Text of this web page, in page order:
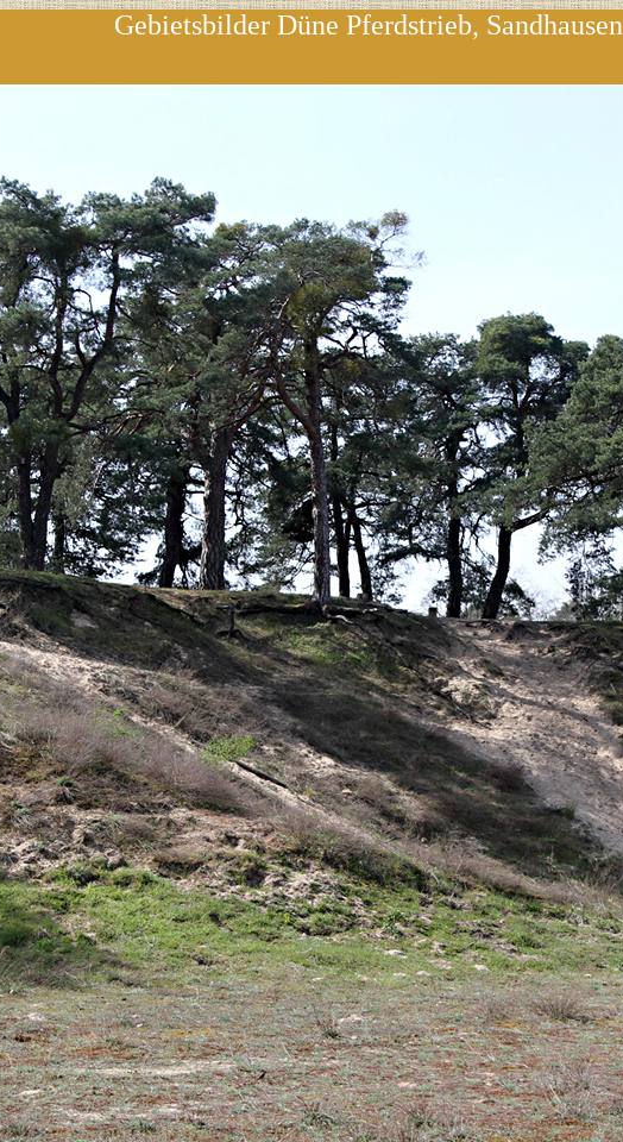
Gebietsbilder Düne Pferdstrieb, Sandhausen